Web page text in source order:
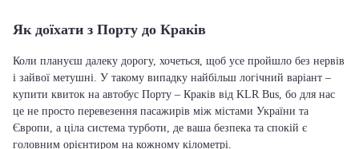
Як доїхати з Порту до Краків
Коли плануєш далеку дорогу, хочеться, щоб усе пройшло без нервів
і зайвої метушні. У такому випадку найбільш логічний варіант –
купити квиток на автобус Порту – Краків від KLR Bus, бо для нас
це не просто перевезення пасажирів між містами України та
Європи, а ціла система турботи, де ваша безпека та спокій є
головним орієнтиром на кожному кілометрі.